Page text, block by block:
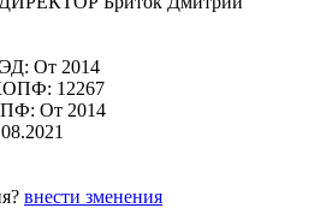
От 2014
12267
От 2014
внести зменения